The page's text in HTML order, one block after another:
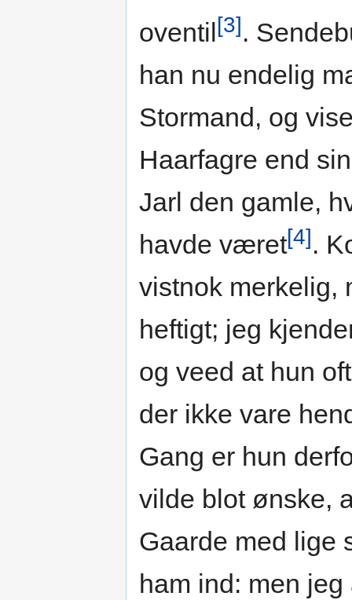
oventil [3].
han nu endelig
Stormand, og
Haarfagre end
Jarl den gamle,
havde været[4].
vistnok merkelig,
heftigt; jeg
og veed at hun
der ikke vare
Gang er hun
vilde blot ønske,
Gaarde med lige
ham ind: men